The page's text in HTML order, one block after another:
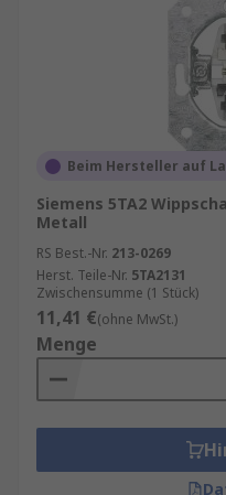
Beim Hersteller auf
Siemens 5TA2
Metall
RS Best.-Nr. 213-0269
Herst. Teile-Nr. 5TA2131
Zwischensumme (1 Stück)
11,41 €(ohne MwSt.)
Menge